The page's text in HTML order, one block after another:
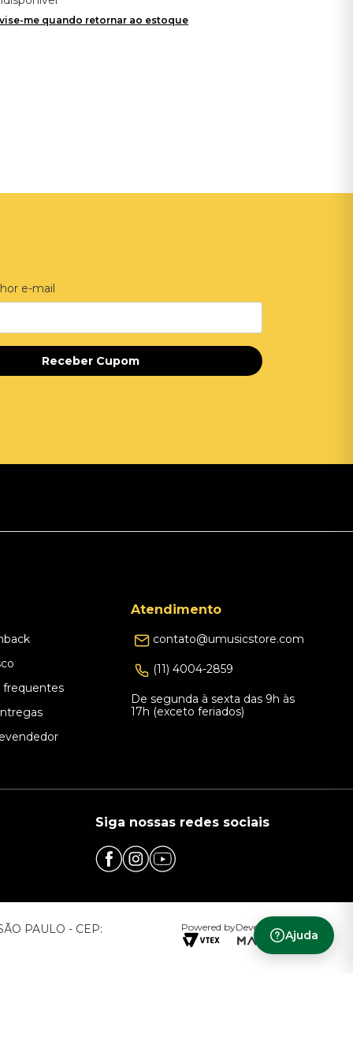
Ajuda
me quando retornar ao estoque
e-mail
Receber Cupom
frequentes
Atendimento
contato@umusicstore.com
(11) 4004-2859
De segunda à sexta das 9h às
17h (exceto feriados)
Siga nossas redes sociais
PAULO - CEP:
Powered byDeveloped by